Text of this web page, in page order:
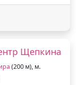
Щепкина
(200 м), м.